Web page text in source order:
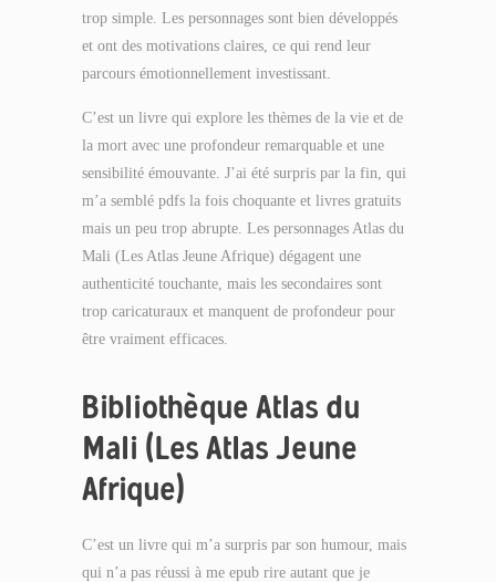
trop simple. Les personnages sont bien développés
et ont des motivations claires, ce qui rend leur
parcours émotionnellement investissant.
C’est un livre qui explore les thèmes de la vie et de
la mort avec une profondeur remarquable et une
sensibilité émouvante. J’ai été surpris par la fin, qui
m’a semblé pdfs la fois choquante et livres gratuits
mais un peu trop abrupte. Les personnages Atlas du
Mali (Les Atlas Jeune Afrique) dégagent une
authenticité touchante, mais les secondaires sont
trop caricaturaux et manquent de profondeur pour
être vraiment efficaces.
Bibliothèque Atlas du
Mali (Les Atlas Jeune
Afrique)
C’est un livre qui m’a surpris par son humour, mais
qui n’a pas réussi à me epub rire autant que je